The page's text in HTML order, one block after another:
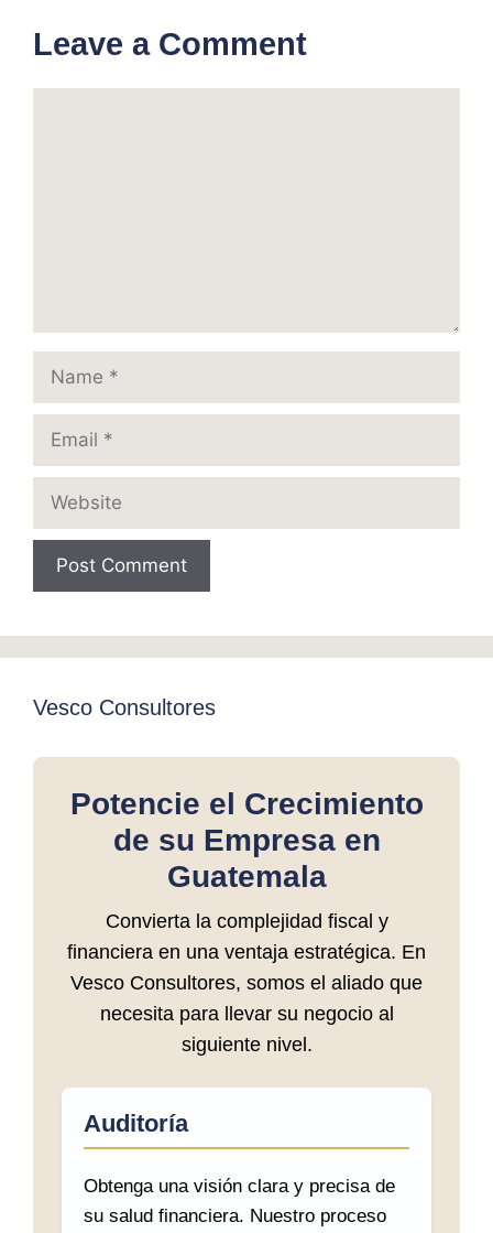
Leave a Comment
Vesco Consultores
Potencie el Crecimiento
de su Empresa en
Guatemala
Convierta la complejidad fiscal y
financiera en una ventaja estratégica. En
Vesco Consultores, somos el aliado que
necesita para llevar su negocio al
siguiente nivel.
Auditoría
Obtenga una visión clara y precisa de
su salud financiera. Nuestro proceso